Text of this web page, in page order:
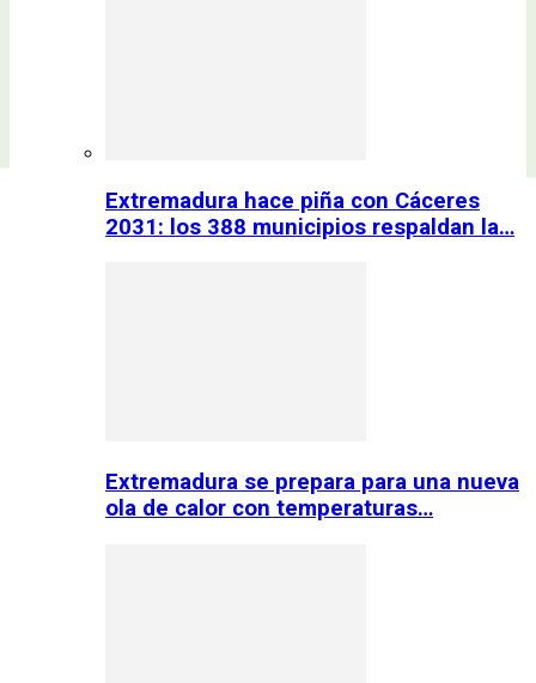
Extremadura hace piña con Cáceres
2031: los 388 municipios respaldan la…
Extremadura se prepara para una nueva
ola de calor con temperaturas…